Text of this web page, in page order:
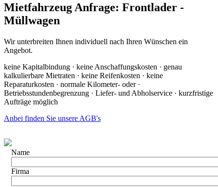
Mietfahrzeug Anfrage: Frontlader -
Müllwagen
Wir unterbreiten Ihnen individuell nach Ihren Wünschen ein
Angebot.
keine Kapitalbindung · keine Anschaffungskosten · genau
kalkulierbare Mietraten · keine Reifenkosten · keine
Reparaturkosten · normale Kilometer- oder ·
Betriebsstundenbegrenzung · Liefer- und Abholservice · kurzfristige
Aufträge möglich
Anbei finden Sie unsere AGB's
Name
Firma